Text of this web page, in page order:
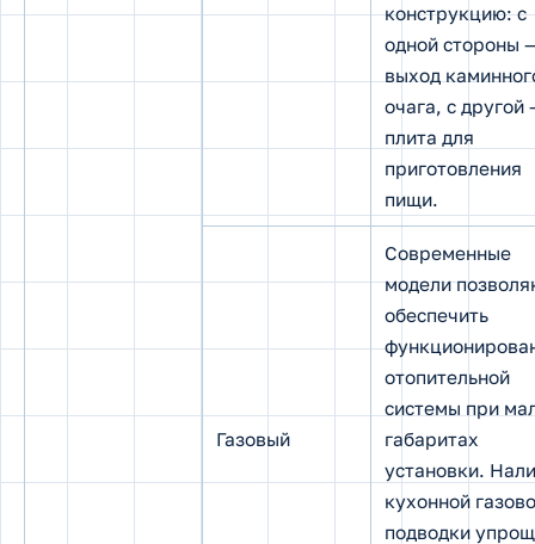
конструкцию: с
одной стороны
выход
очага, с другой
плита для
приготовления
пищи.
Газовый
Современные
модели
обеспечить
отопительной
системы при
габаритах
установки.
кухонной
подводки